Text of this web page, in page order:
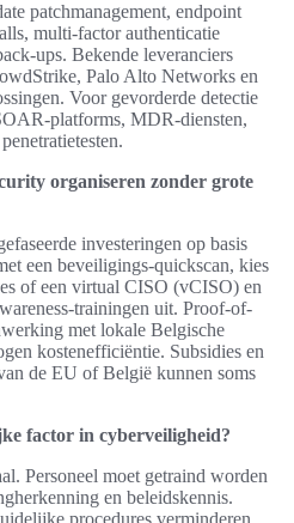
patchmanagement, endpoint
multi-factor authenticatie
ups. Bekende leveranciers
Palo Alto Networks en
Voor gevorderde detectie
platforms, MDR-diensten,
organiseren zonder grote
investeringen op basis
een beveiligings-quickscan, kies
of een virtual CISO (vCISO) en
trainingen uit. Proof-of-
met lokale Belgische
kostenefficiëntie. Subsidies en
de EU of België kunnen soms
factor in cyberveiligheid?
Personeel moet getraind worden
en beleidskennis.